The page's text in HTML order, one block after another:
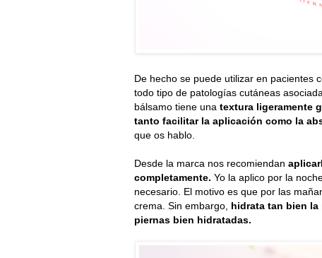
De hecho se puede utilizar en pacientes
todo tipo de patologías cutáneas
bálsamo tiene una textura ligeramente
tanto facilitar la aplicación como la
que os hablo.
Desde la marca nos recomiendan
completamente. Yo la aplico por la
necesario. El motivo es que por las
crema. Sin embargo, hidrata tan bien
piernas bien hidratadas.